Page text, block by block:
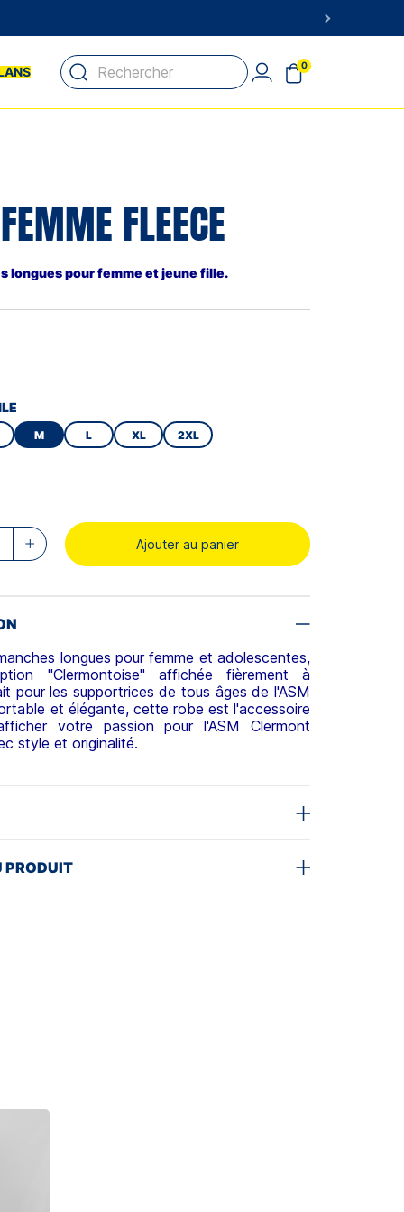
0
FLEECE
longues pour femme et jeune fille.
M L XL 2XL
Ajouter au panier
longues pour femme et adolescentes,
"Clermontoise" affichée fièrement à
pour les supportrices de tous âges de l'ASM
et élégante, cette robe est l'accessoire
votre passion pour l'ASM Clermont
style et originalité.
PRODUIT